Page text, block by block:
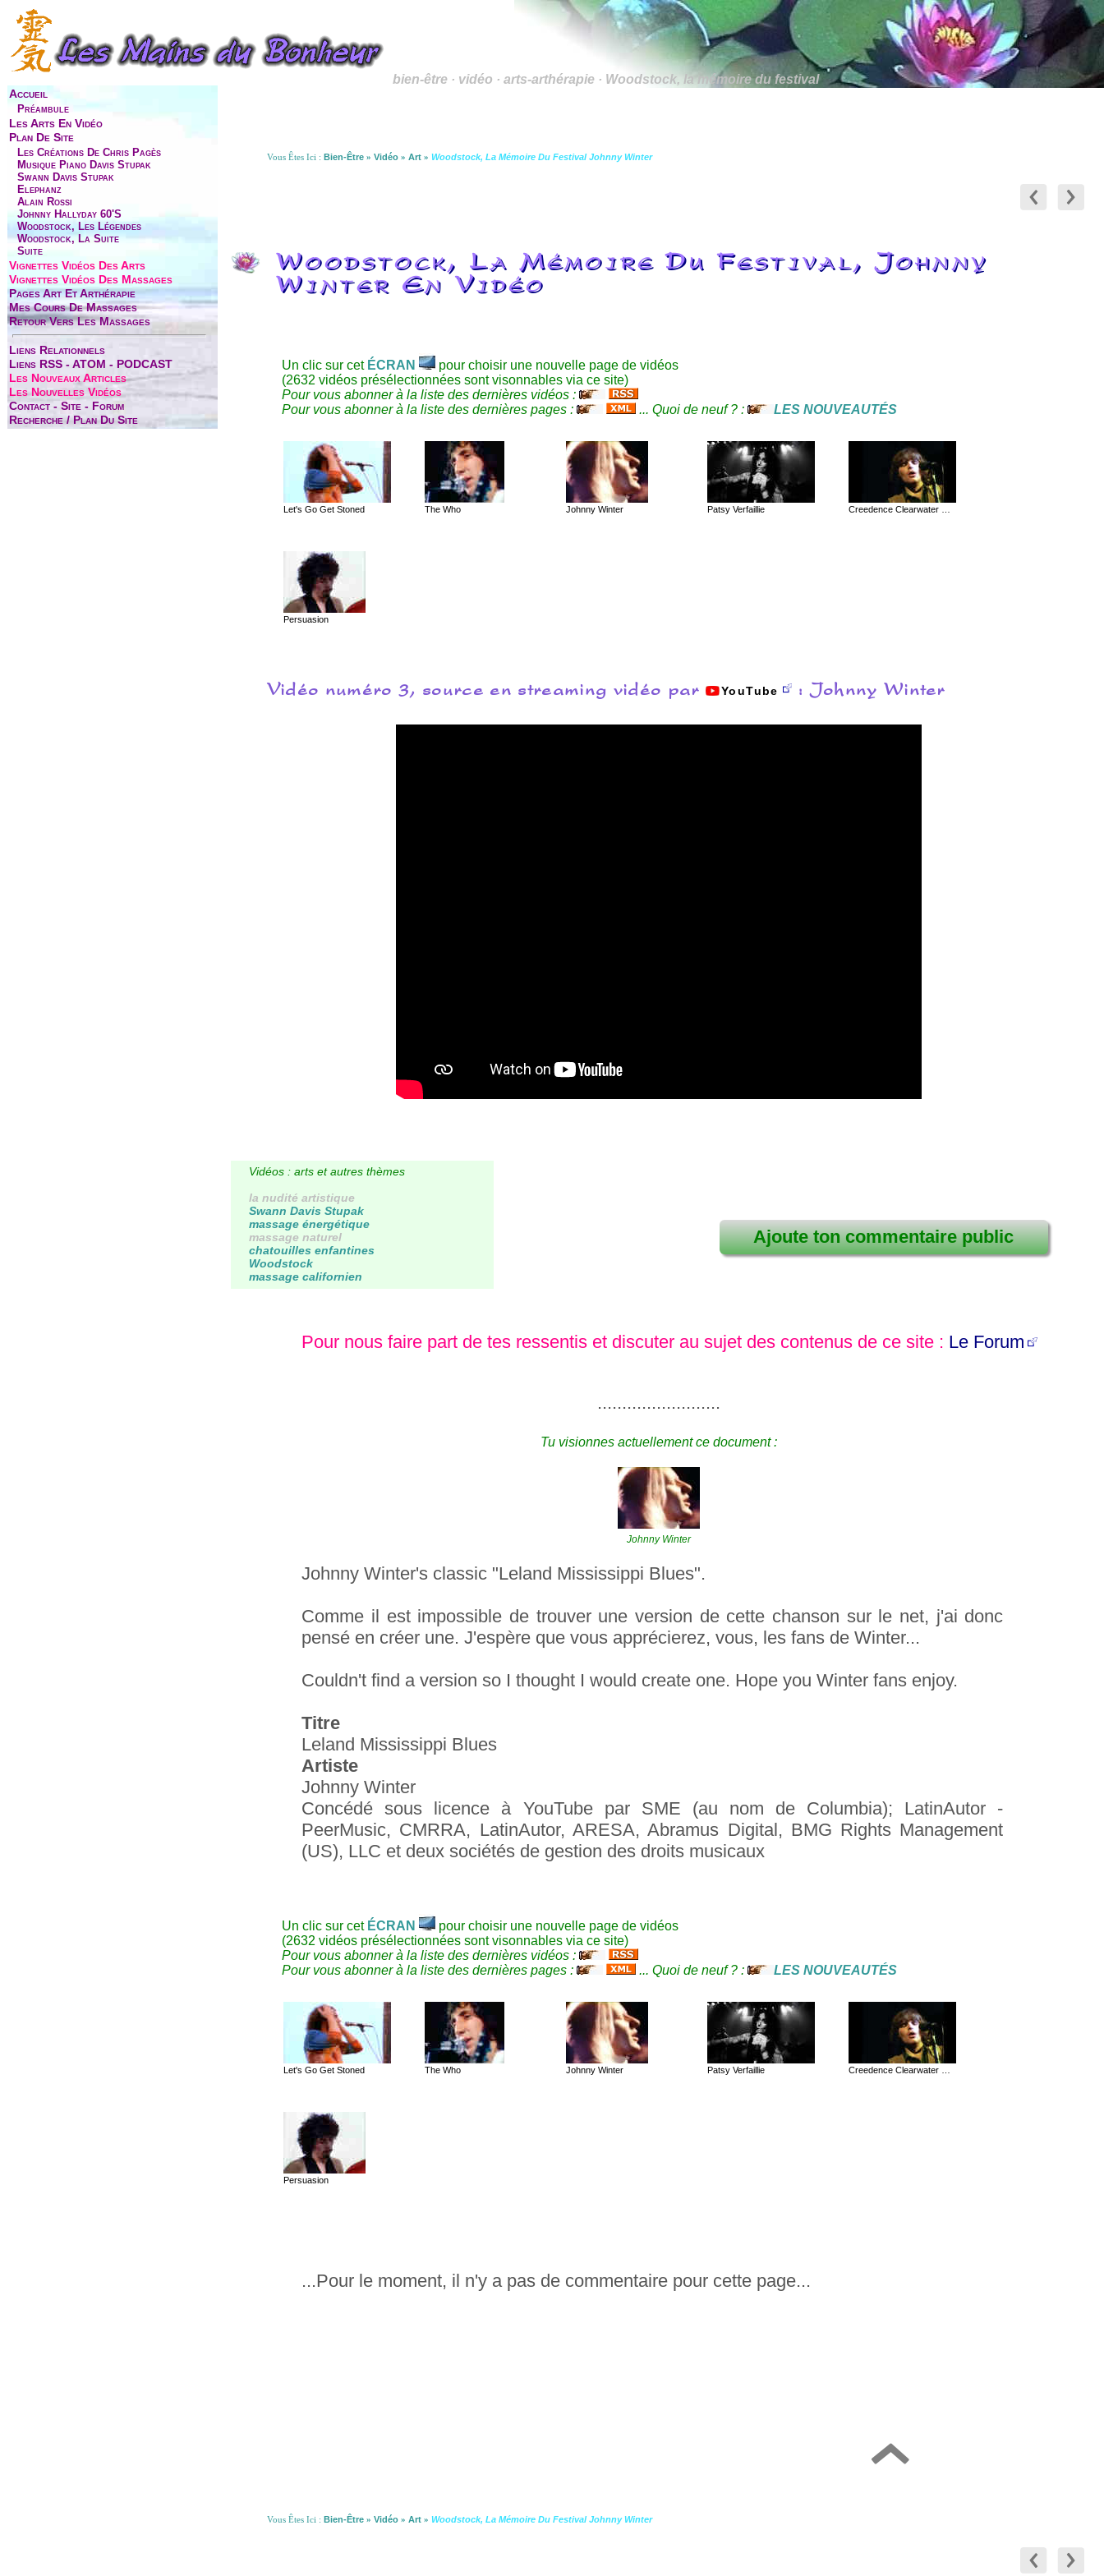
bien-être · vidéo · arts-arthérapie · Woodstock, la mémoire du festival
Accueil
Préambule
Les Arts En Vidéo
Plan De Site
Les Créations De Chris Pagès
Musique Piano Davis Stupak
Swann Davis Stupak
Elephanz
Alain Rossi
Johnny Hallyday 60's
Woodstock, Les Légendes
Woodstock, La Suite
Suite
Vignettes Vidéos Des Arts
Vignettes Vidéos Des Massages
Pages Art Et Arthérapie
Mes Cours De Massages
Retour Vers Les Massages
Liens Relationnels
Liens RSS - ATOM - PODCAST
Les Nouveaux Articles
Les Nouvelles Vidéos
Contact - Site - Forum
Recherche / Plan Du Site
Vous Êtes Ici : Bien-Être » Vidéo » Art » Woodstock, La Mémoire Du Festival Johnny Winter
Woodstock, La Mémoire Du Festival, Johnny
Winter En Vidéo
Un clic sur cet ÉCRAN
pour choisir une nouvelle page de vidéos
(2632 vidéos présélectionnées sont visonnables via ce site)
Pour vous abonner à la liste des dernières vidéos :
Pour vous abonner à la liste des dernières pages :
... Quoi de neuf ? : LES NOUVEAUTÉS
Let's Go Get Stoned The Who Johnny Winter Patsy Verfaillie
Persuasion
Vidéo numéro 3, source en streaming vidéo par YouTube : Johnny Winter
Vidéos : arts et autres thèmes
la nudité artistique
Swann Davis Stupak
massage énergétique
massage naturel
chatouilles enfantines
Woodstock
massage californien
Ajoute ton commentaire public
Pour nous faire part de tes ressentis et discuter au sujet des contenus de ce site : Le Forum
.........................
Tu visionnes actuellement ce document :
Johnny Winter
Johnny Winter's classic "Leland Mississippi Blues".
Comme il est impossible de trouver une version de cette chanson sur le net, j'ai donc
pensé en créer une. J'espère que vous apprécierez, vous, les fans de Winter...
Couldn't find a version so I thought I would create one. Hope you Winter fans enjoy.
Titre
Leland Mississippi Blues
Artiste
Johnny Winter
Concédé sous licence à YouTube par SME (au nom de Columbia); LatinAutor -
PeerMusic, CMRRA, LatinAutor, ARESA, Abramus Digital, BMG Rights Management
(US), LLC et deux sociétés de gestion des droits musicaux
Un clic sur cet ÉCRAN
pour choisir une nouvelle page de vidéos
(2632 vidéos présélectionnées sont visonnables via ce site)
Pour vous abonner à la liste des dernières vidéos :
Pour vous abonner à la liste des dernières pages :
... Quoi de neuf ? : LES NOUVEAUTÉS
Let's Go Get Stoned The Who Johnny Winter Patsy Verfaillie Creedence Clearwater Revival
Persuasion
...Pour le moment, il n'y a pas de commentaire pour cette page...
Vous Êtes Ici : Bien-Être » Vidéo » Art » Woodstock, La Mémoire Du Festival Johnny Winter